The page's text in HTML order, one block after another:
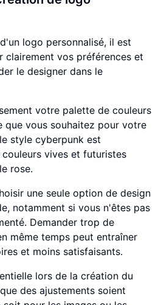
logo personnalisé, il est
clairement vos préférences et
le designer dans le
votre palette de couleurs
que vous souhaitez pour votre
style cyberpunk est
vives et futuristes
rose.
une seule option de design
notamment si vous n'êtes pas
Demander trop de
même temps peut entraîner
et moins satisfaisants.
lors de la création du
des ajustements soient